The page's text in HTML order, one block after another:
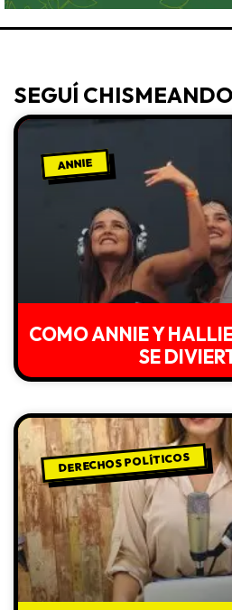
SEGUÍ CHISMEANDO
ANNIE
COMO ANNIE Y
SE
DERECHOS POLÍTICOS